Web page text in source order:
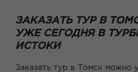
ЗАКАЗАТЬ ТУР В
УЖЕ СЕГОДНЯ В
ИСТОКИ
Заказать тур в Томск можно